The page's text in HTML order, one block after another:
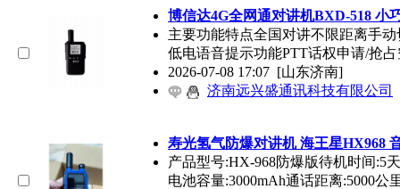
博信达4G全网通对讲机BXD-518 小
主要功能特点全国对讲不限距离手
低电语音提示功能PTT话权申请/抢
2026-07-08 17:07 [山东济南]
济南远兴盛通讯科技有限公司
寿光氢气防爆对讲机 海王星HX968
产品型号:HX-968防爆版待机时间:5
电池容量:3000mAh通话距离:5000公